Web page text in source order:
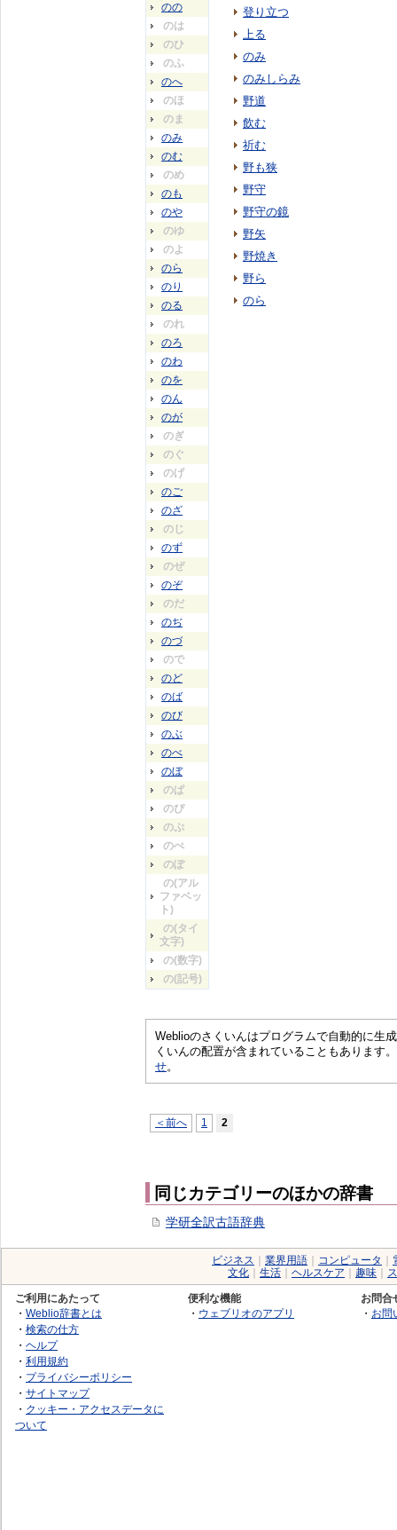
のの
のは
のひ
のふ
のへ
のほ
のま
のみ
のむ
のめ
のも
のや
のゆ
のよ
のら
のり
のる
のれ
のろ
のわ
のを
のん
のが
のぎ
のぐ
のげ
のご
のざ
のじ
のず
のぜ
のぞ
のだ
のぢ
のづ
ので
のど
のば
のび
のぶ
のべ
のぼ
のぱ
のぴ
のぷ
のぺ
のぽ
の(アル
ファベッ
ト)
の(タイ
文字)
の(数字)
の(記号)
登り立つ
上る
のみ
のみしらみ
野道
飲む
祈む
野も狭
野守
野守の鏡
野矢
野焼き
野ら
のら
Weblioのさくいんはプログラムで自動的に生
くいんの配置が含まれていることもあります
せ。
＜前へ 1 2
同じカテゴリーのほかの辞書
学研全訳古語辞典
ビジネス 業界用語 コンピュータ
文化
生活 ヘルスケア 趣味
ご利用にあたって
・ Weblio辞書とは
・ 検索の仕方
・ ヘルプ
・ 利用規約
・ プライバシーポリシー
・ サイトマップ
・ クッキー・アクセスデータに
ついて
便利な機能
・ ウェブリオのアプリ
お問合
・ お問